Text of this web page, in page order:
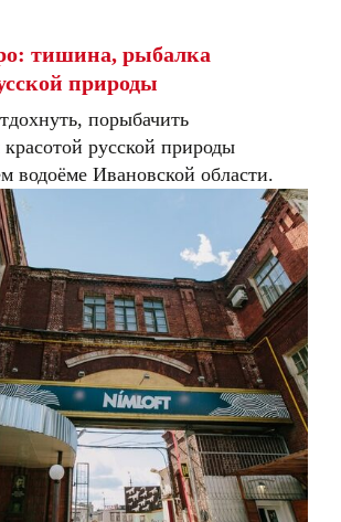
тишина, рыбалка
природы
порыбачить
красотой русской природы
водоёме Ивановской области.